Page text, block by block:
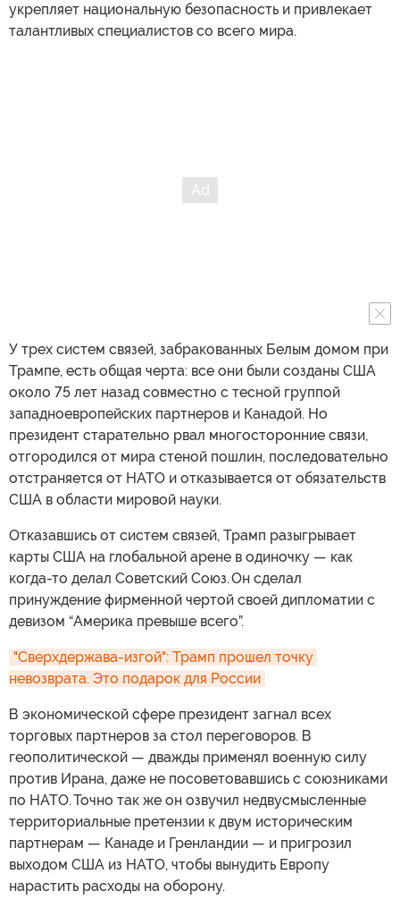
укрепляет национальную безопасность и привлекает
талантливых специалистов со всего мира.
У трех систем связей, забракованных Белым домом при
Трампе, есть общая черта: все они были созданы США
около 75 лет назад совместно с тесной группой
западноевропейских партнеров и Канадой. Но
президент старательно рвал многосторонние связи,
отгородился от мира стеной пошлин, последовательно
отстраняется от НАТО и отказывается от обязательств
США в области мировой науки.
Отказавшись от систем связей, Трамп разыгрывает
карты США на глобальной арене в одиночку — как
когда-то делал Советский Союз. Он сделал
принуждение фирменной чертой своей дипломатии с
девизом “Америка превыше всего”.
"Сверхдержава-изгой": Трамп прошел точку
невозврата. Это подарок для России
В экономической сфере президент загнал всех
торговых партнеров за стол переговоров. В
геополитической — дважды применял военную силу
против Ирана, даже не посоветовавшись с союзниками
по НАТО. Точно так же он озвучил недвусмысленные
территориальные претензии к двум историческим
партнерам — Канаде и Гренландии — и пригрозил
выходом США из НАТО, чтобы вынудить Европу
нарастить расходы на оборону.